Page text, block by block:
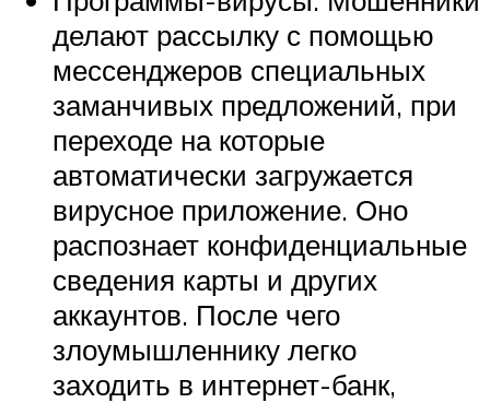
делают рассылку с помощью
мессенджеров специальных
заманчивых предложений, при
переходе на которые
автоматически загружается
вирусное приложение. Оно
распознает конфиденциальные
сведения карты и других
аккаунтов. После чего
злоумышленнику легко
заходить в интернет-банк,